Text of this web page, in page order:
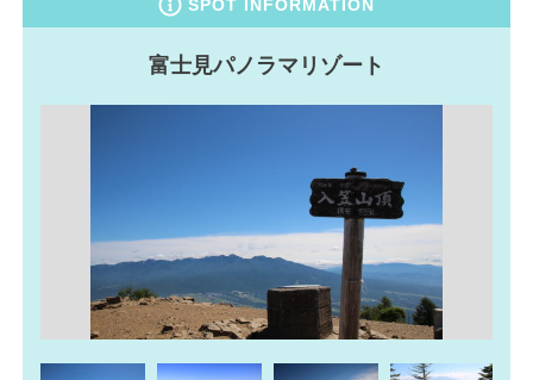
SPOT INFORMATION
富士見パノラマリゾート